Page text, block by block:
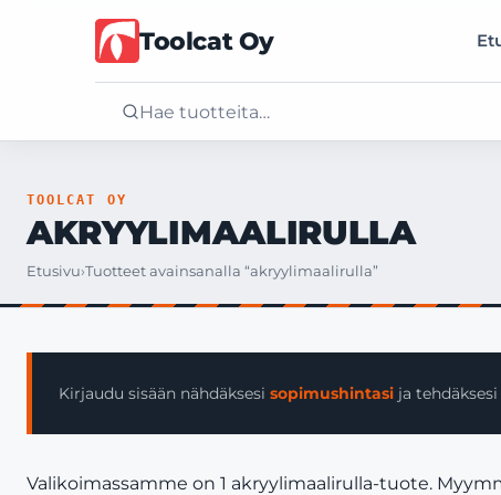
Toolcat Oy
Tuotteet
Yritys
TOOLCAT OY
AKRYYLIMAALIRULLA
Etusivu›Tuotteet avainsanalla “akryylimaalirulla”
Kirjaudu sisään nähdäksesi sopimushintasi ja
Valikoimassamme on 1 akryylimaalirulla-tuote.